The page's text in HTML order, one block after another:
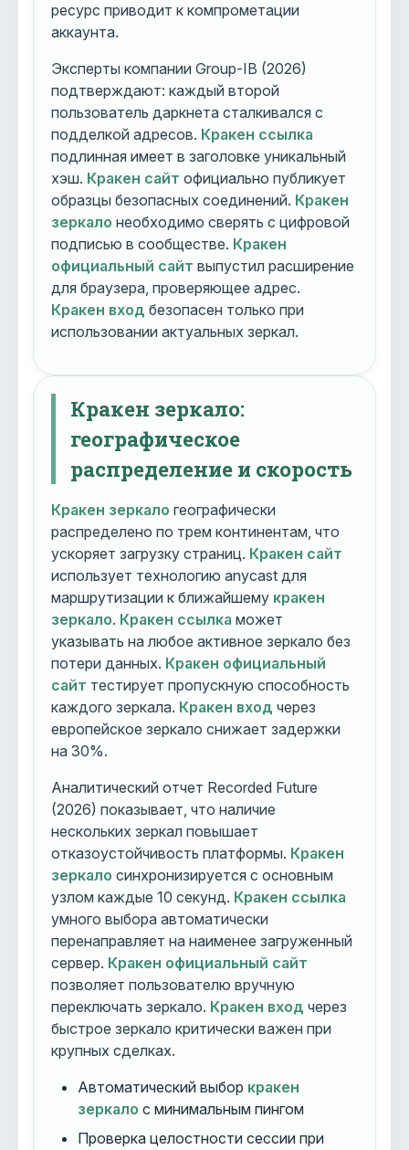
ресурс приводит к компрометации
аккаунта.
Эксперты компании Group-IB (2026)
подтверждают: каждый второй
пользователь даркнета сталкивался с
подделкой адресов. Кракен ссылка
подлинная имеет в заголовке уникальный
хэш. Кракен сайт официально публикует
образцы безопасных соединений. Кракен
зеркало необходимо сверять с цифровой
подписью в сообществе. Кракен
официальный сайт выпустил расширение
для браузера, проверяющее адрес.
Кракен вход безопасен только при
использовании актуальных зеркал.
Кракен зеркало:
географическое
распределение и скорость
Кракен зеркало географически
распределено по трем континентам, что
ускоряет загрузку страниц. Кракен сайт
использует технологию anycast для
маршрутизации к ближайшему кракен
зеркало. Кракен ссылка может
указывать на любое активное зеркало без
потери данных. Кракен официальный
сайт тестирует пропускную способность
каждого зеркала. Кракен вход через
европейское зеркало снижает задержки
на 30%.
Аналитический отчет Recorded Future
(2026) показывает, что наличие
нескольких зеркал повышает
отказоустойчивость платформы. Кракен
зеркало синхронизируется с основным
узлом каждые 10 секунд. Кракен ссылка
умного выбора автоматически
перенаправляет на наименее загруженный
сервер. Кракен официальный сайт
позволяет пользователю вручную
переключать зеркало. Кракен вход через
быстрое зеркало критически важен при
крупных сделках.
Автоматический выбор кракен
зеркало с минимальным пингом
Проверка целостности сессии при